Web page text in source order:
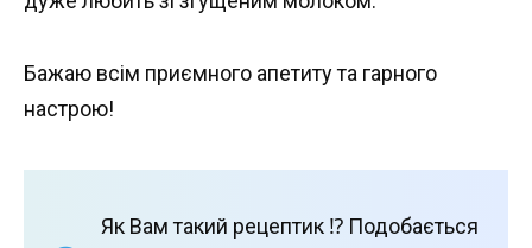
Бажаю всім приємного апетиту та гарного
настрою!
Як Вам такий рецептик ⁉️ Подобається